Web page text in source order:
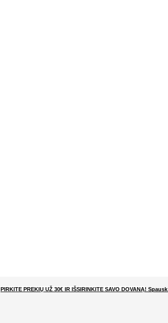
PIRKITE PREKIŲ UŽ 30€ IR IŠSIRINKITE SAVO DOVANĄ! Spausk